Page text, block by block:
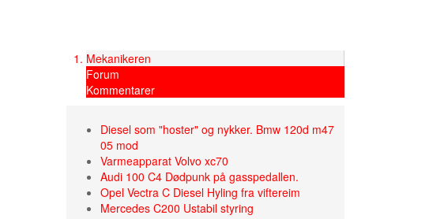
Mekanikeren
Forum
Kommentarer
Diesel som "hoster" og nykker. Bmw 120d m47
05 mod
Varmeapparat Volvo xc70
Audi 100 C4 Dødpunk på gasspedallen.
Opel Vectra C Diesel Hyling fra viftereim
Mercedes C200 Ustabil styring